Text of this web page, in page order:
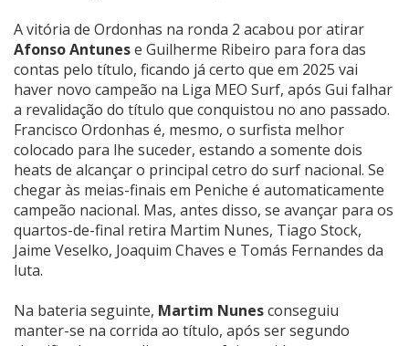
A vitória de Ordonhas na ronda 2 acabou por atirar
Afonso Antunese Guilherme Ribeiro para fora das
contas pelo título, ficando já certo que em 2025 vai
haver novo campeão na Liga MEO Surf, após Gui falhar
a revalidação do título que conquistou no ano passado.
Francisco Ordonhas é, mesmo, o surfista melhor
colocado para lhe suceder, estando a somente dois
heats de alcançar o principal cetro do surf nacional. Se
chegar às meias-finais em Peniche é automaticamente
campeão nacional. Mas, antes disso, se avançar para os
quartos-de-final retira Martim Nunes, Tiago Stock,
Jaime Veselko, Joaquim Chaves e Tomás Fernandes da
luta.
Na bateria seguinte, Martim Nunesconseguiu
manter-se na corrida ao título, após ser segundo